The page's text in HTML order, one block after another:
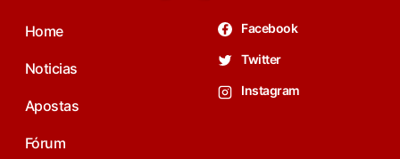
Home
Noticias
Apostas
Fórum
Facebook
Twitter
Instagram